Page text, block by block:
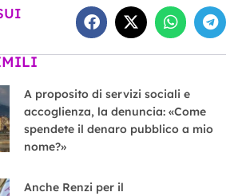
A proposito di servizi sociali e
accoglienza, la denuncia: «Come
spendete il denaro pubblico a mio
nome?»
Anche Renzi per il